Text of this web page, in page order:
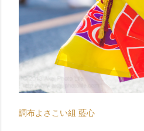
調布よさこい組 藍心